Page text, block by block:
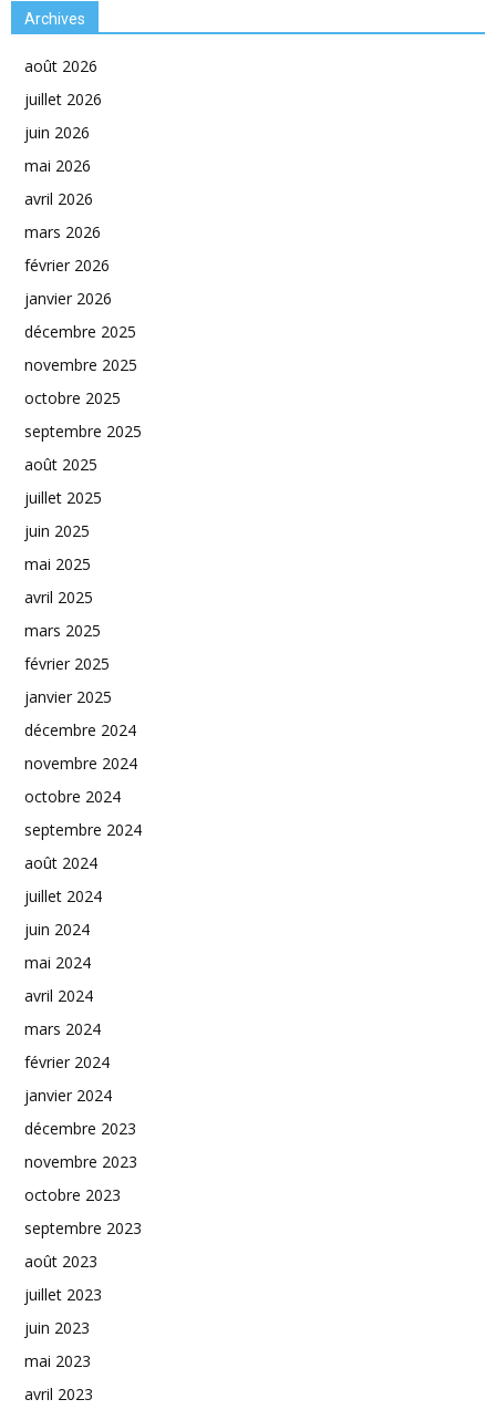
Archives
août 2026
juillet 2026
juin 2026
mai 2026
avril 2026
mars 2026
février 2026
janvier 2026
décembre 2025
novembre 2025
octobre 2025
septembre 2025
août 2025
juillet 2025
juin 2025
mai 2025
avril 2025
mars 2025
février 2025
janvier 2025
décembre 2024
novembre 2024
octobre 2024
septembre 2024
août 2024
juillet 2024
juin 2024
mai 2024
avril 2024
mars 2024
février 2024
janvier 2024
décembre 2023
novembre 2023
octobre 2023
septembre 2023
août 2023
juillet 2023
juin 2023
mai 2023
avril 2023